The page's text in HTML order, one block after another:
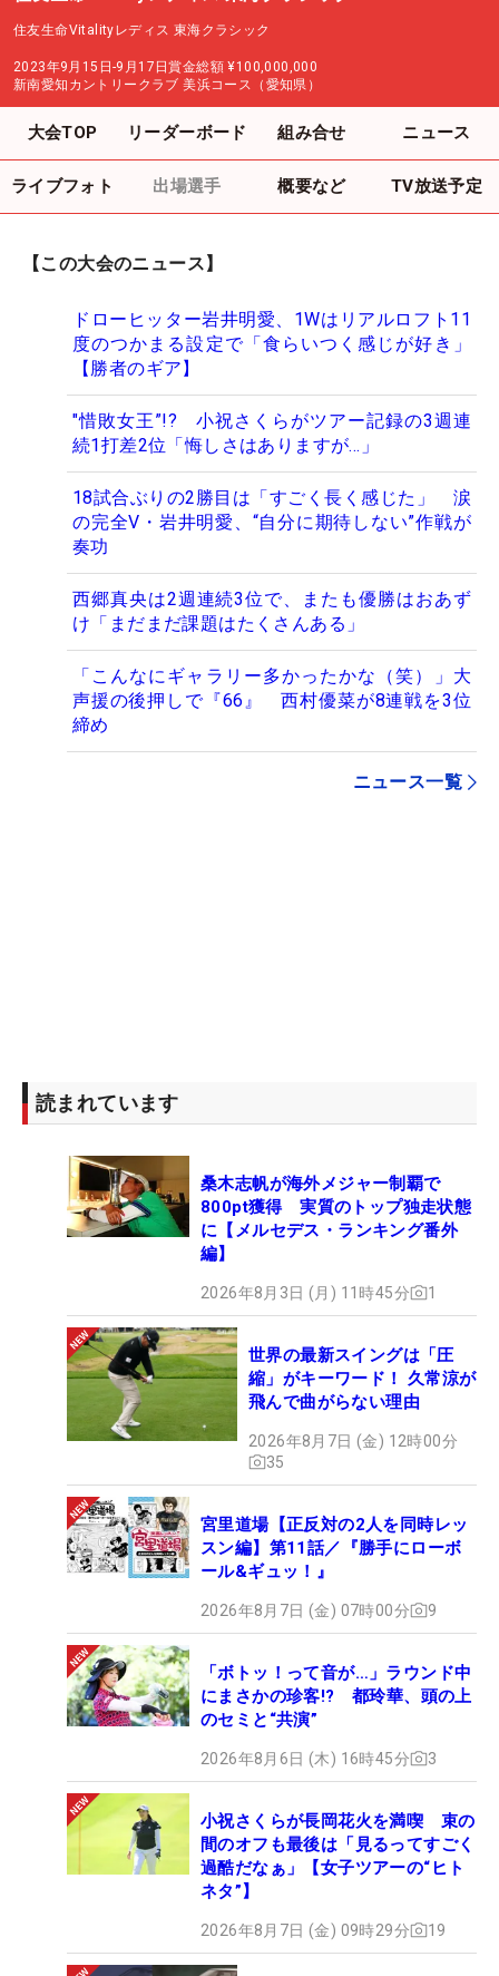
住友生命Vitalityレディス 東海クラシック
2023年9月15日-9月17日賞金総額 ¥100,000,000
新南愛知カントリークラブ 美浜コース（愛知県）
大会TOP リーダーボード 組み合せ ニュース
ライブフォト 出場選手 概要など TV放送予定
【この大会のニュース】
ドローヒッター岩井明愛、1Wはリアルロフト11
度のつかまる設定で「食らいつく感じが好き」
【勝者のギア】
"惜敗女王”!? 小祝さくらがツアー記録の3週連
続1打差2位「悔しさはありますが…」
18試合ぶりの2勝目は「すごく長く感じた」 涙
の完全V・岩井明愛、“自分に期待しない”作戦が
奏功
西郷真央は2週連続3位で、またも優勝はおあず
け「まだまだ課題はたくさんある」
「こんなにギャラリー多かったかな（笑）」大
声援の後押しで『66』 西村優菜が8連戦を3位
締め
ニュース一覧
読まれています
桑木志帆が海外メジャー制覇で
800pt獲得 実質のトップ独走状態
に【メルセデス・ランキング番外
編】
2026年8月3日 (月) 11時45分 1
世界の最新スイングは「圧
縮」がキーワード！ 久常涼が
飛んで曲がらない理由
2026年8月7日 (金) 12時00分
35
宮里道場【正反対の2人を同時レッ
スン編】第11話／『勝手にローボ
ール&ギュッ！』
2026年8月7日 (金) 07時00分 9
「ボトッ！って音が…」ラウンド中
にまさかの珍客!? 都玲華、頭の上
のセミと“共演”
2026年8月6日 (木) 16時45分 3
小祝さくらが長岡花火を満喫 束の
間のオフも最後は「見るってすごく
過酷だなぁ」【女子ツアーの“ヒト
ネタ”】
2026年8月7日 (金) 09時29分 19